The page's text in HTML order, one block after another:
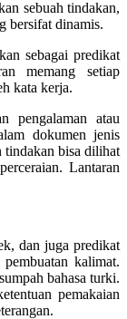
sebuah tindakan,
bersifat dinamis.
sebagai predikat
memang setiap
kata kerja.
pengalaman atau
dokumen jenis
tindakan bisa dilihat
Lantaran
dan juga predikat
kalimat.
bahasa turki.
pemakaian